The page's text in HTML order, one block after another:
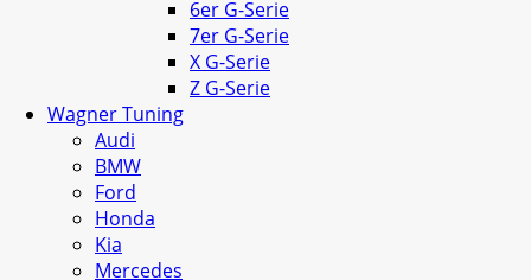
6er G-Serie
7er G-Serie
X G-Serie
Z G-Serie
Wagner Tuning
Audi
BMW
Ford
Honda
Kia
Mercedes